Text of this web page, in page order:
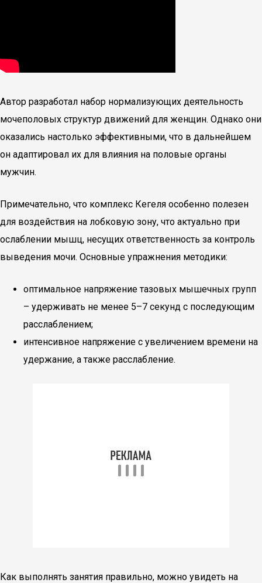
Автор разработал набор нормализующих деятельность
мочеполовых структур движений для женщин. Однако они
оказались настолько эффективными, что в дальнейшем
он адаптировал их для влияния на половые органы
мужчин.
Примечательно, что комплекс Кегеля особенно полезен
для воздействия на лобковую зону, что актуально при
ослаблении мышц, несущих ответственность за контроль
выведения мочи. Основные упражнения методики:
оптимальное напряжение тазовых мышечных групп
– удерживать не менее 5–7 секунд с последующим
расслаблением;
интенсивное напряжение с увеличением времени на
удержание, а также расслабление.
Как выполнять занятия правильно, можно увидеть на